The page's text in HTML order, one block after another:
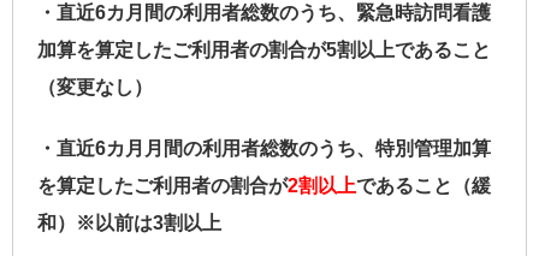
・直近6カ月間の利用者総数のうち、緊急時訪問看護
加算を算定したご利用者の割合が5割以上であること
（変更なし）
・直近6カ月月間の利用者総数のうち、特別管理加算
を算定したご利用者の割合が2割以上であること（緩
和）※以前は3割以上